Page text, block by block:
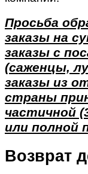
Просьба
заказы на
заказы с
(саженцы,
заказы из
страны
частичной
или полной
Возврат